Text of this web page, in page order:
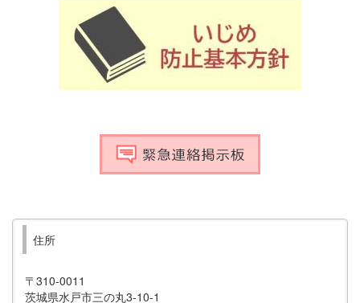
住所
〒310-0011
茨城県水戸市三の丸3-10-1